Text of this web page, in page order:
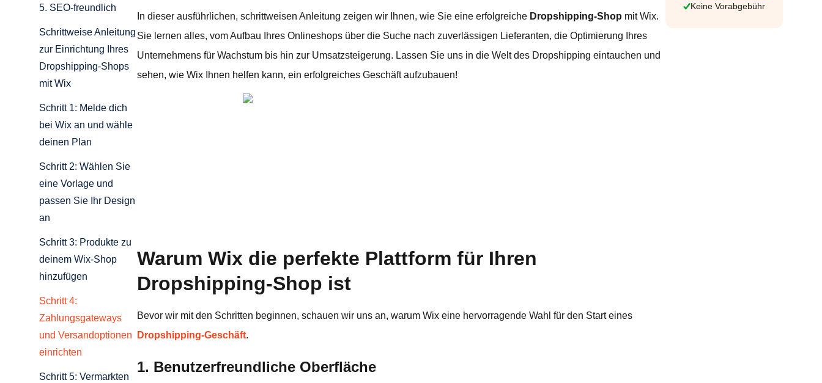
5. SEO-freundlich
Schrittweise Anleitung
zur Einrichtung Ihres
Dropshipping-Shops
mit Wix
Schritt 1: Melde dich
bei Wix an und wähle
deinen Plan
Schritt 2: Wählen Sie
eine Vorlage und
passen Sie Ihr Design
an
Schritt 3: Produkte zu
deinem Wix-Shop
hinzufügen
Schritt 4:
Zahlungsgateways
und Versandoptionen
einrichten
Schritt 5: Vermarkten
In dieser ausführlichen, schrittweisen Anleitung zeigen wir Ihnen, wie Sie eine erfolgreiche Dropshipping-Shop mit Wix.
Sie lernen alles, vom Aufbau Ihres Onlineshops über die Suche nach zuverlässigen Lieferanten, die Optimierung Ihres
Unternehmens für Wachstum bis hin zur Umsatzsteigerung. Lassen Sie uns in die Welt des Dropshipping eintauchen und
sehen, wie Wix Ihnen helfen kann, ein erfolgreiches Geschäft aufzubauen!
Warum Wix die perfekte Plattform für Ihren
Dropshipping-Shop ist
Bevor wir mit den Schritten beginnen, schauen wir uns an, warum Wix eine hervorragende Wahl für den Start eines
Dropshipping-Geschäft.
1. Benutzerfreundliche Oberfläche
Keine Vorabgebühr